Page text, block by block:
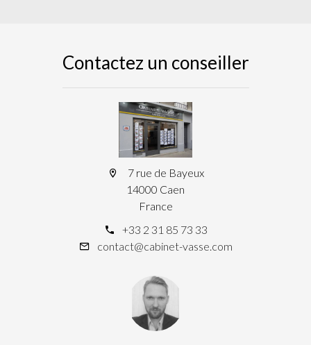
Contactez un conseiller
7 rue de Bayeux
14000 Caen
France
+33 2 31 85 73 33
contact@cabinet-vasse.com